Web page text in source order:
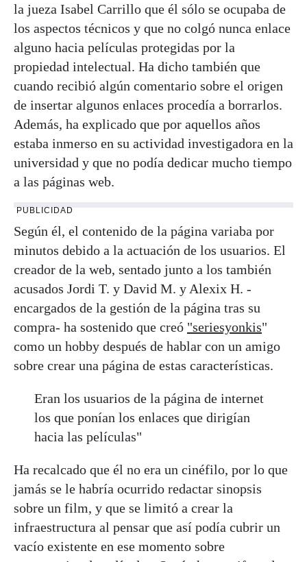
la jueza Isabel Carrillo que él sólo se ocupaba de
los aspectos técnicos y que no colgó nunca enlace
alguno hacia películas protegidas por la
propiedad intelectual. Ha dicho también que
cuando recibió algún comentario sobre el origen
de insertar algunos enlaces procedía a borrarlos.
Además, ha explicado que por aquellos años
estaba inmerso en su actividad investigadora en la
universidad y que no podía dedicar mucho tiempo
a las páginas web.
PUBLICIDAD
Según él, el contenido de la página variaba por
minutos debido a la actuación de los usuarios. El
creador de la web, sentado junto a los también
acusados Jordi T. y David M. y Alexix H. -
encargados de la gestión de la página tras su
compra- ha sostenido que creó "seriesyonkis"
como un hobby después de hablar con un amigo
sobre crear una página de estas características.
Eran los usuarios de la página de internet
los que ponían los enlaces que dirigían
hacia las películas"
Ha recalcado que él no era un cinéfilo, por lo que
jamás se le habría ocurrido redactar sinopsis
sobre un film, y que se limitó a crear la
infraestructura al pensar que así podía cubrir un
vacío existente en ese momento sobre